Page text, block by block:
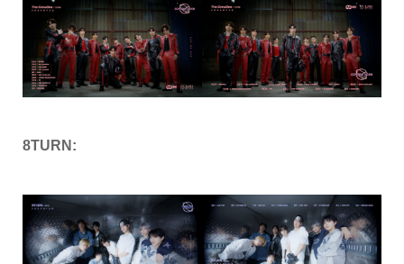
8TURN: